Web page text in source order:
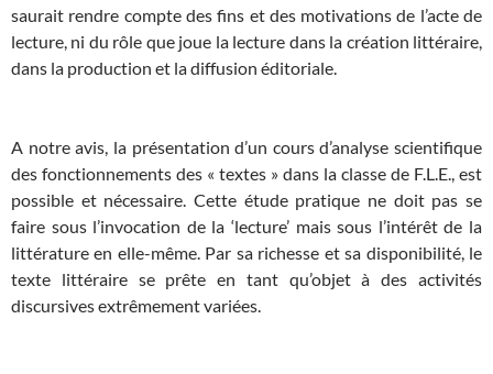
saurait rendre compte des fins et des motivations de l’acte de
lecture, ni du rôle que joue la lecture dans la création littéraire,
dans la production et la diffusion éditoriale.
A notre avis, la présentation d’un cours d’analyse scientifique
des fonctionnements des « textes » dans la classe de F.L.E., est
possible et nécessaire. Cette étude pratique ne doit pas se
faire sous l’invocation de la ‘lecture’ mais sous l’intérêt de la
littérature en elle-même. Par sa richesse et sa disponibilité, le
texte littéraire se prête en tant qu’objet à des activités
discursives extrêmement variées.